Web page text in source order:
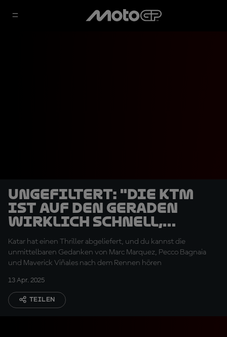
UNGEFILTERT: "Die KTM
ist auf den Geraden
wirklich schnell,
unglaublich!"
Katar hat einen Thriller abgeliefert, und du kannst die
unmittelbaren Gedanken von Marc Marquez, Pecco Bagnaia
und Maverick Viñales nach dem Rennen hören
13 Apr. 2025
TEILEN